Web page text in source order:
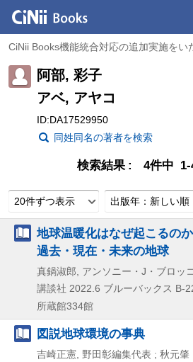
CiNii Books機能統合対応の追加実施をい
阿部, 彩子
アベ, アヤコ
ID:DA17529950
同姓同名の著者を検索
検索結果 4件中
20件ずつ表示 出版年：新しい順
地球温暖化はなぜ起こるの
過去・現在・未来の地球
真鍋淑郎, アンソニー・J・ブロッ
講談社 2022.6 ブルーバックス B-
所蔵館334館
図説地球環境の事典
吉崎正憲, 野田彰編集代表 ; 秋元肇